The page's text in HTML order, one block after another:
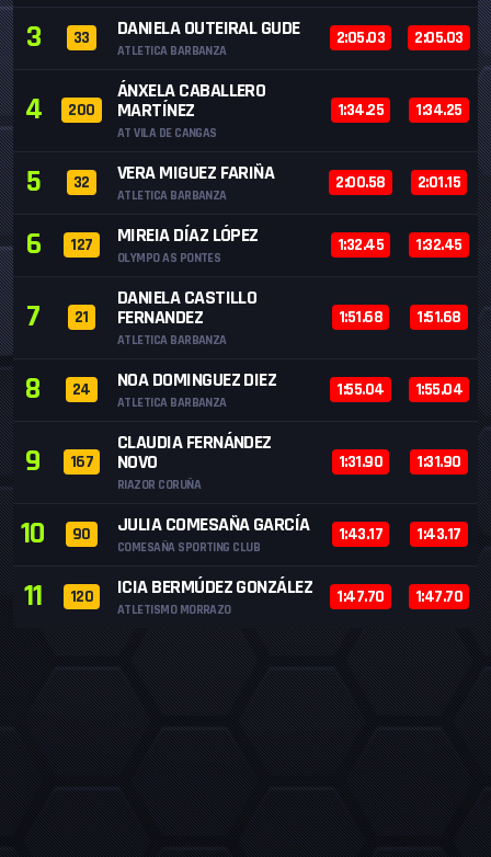
3 33 DANIELA OUTEIRAL GUDE
ATLETICA BARBANZA
2:05.03 2:05.03
4 200
ÁNXELA CABALLERO
MARTÍNEZ
AT VILA DE CANGAS
1:34.25 1:34.25
5 32 VERA MIGUEZ FARIÑA
ATLETICA BARBANZA
2:00.58 2:01.15
6 127 MIREIA DÍAZ LÓPEZ
OLYMPO AS PONTES
1:32.45 1:32.45
7 21
DANIELA CASTILLO
FERNANDEZ
ATLETICA BARBANZA
1:51.68 1:51.68
8 24 NOA DOMINGUEZ DIEZ
ATLETICA BARBANZA
1:55.04 1:55.04
9 167
CLAUDIA FERNÁNDEZ
NOVO
RIAZOR CORUÑA
1:31.90 1:31.90
10 90 JULIA COMESAÑA GARCÍA
COMESAÑA SPORTING CLUB
1:43.17 1:43.17
11 120 ICIA BERMÚDEZ GONZÁLEZ
ATLETISMO MORRAZO
1:47.70 1:47.70